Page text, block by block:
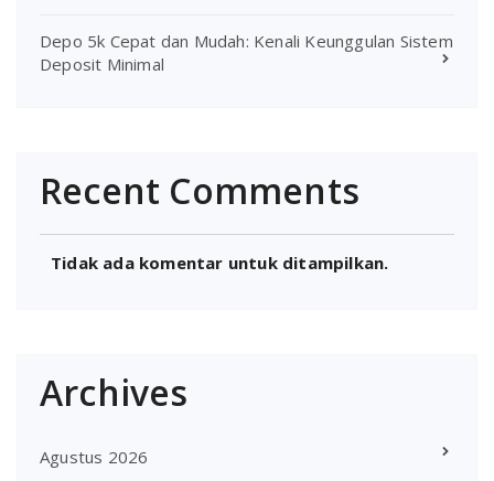
Depo 5k Cepat dan Mudah: Kenali Keunggulan Sistem
Deposit Minimal
Recent Comments
Tidak ada komentar untuk ditampilkan.
Archives
Agustus 2026